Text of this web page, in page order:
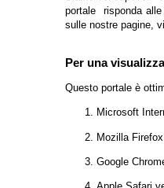
portale risponda
sulle nostre pagine,
Per una
Questo portale è
Microsoft
Mozilla
Google